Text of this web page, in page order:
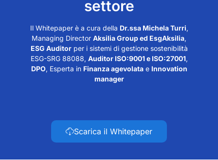
settore
Il Whitepaper è a cura della Dr.ssa Michela Turri,
Managing Director Aksilia Group ed EsgAksilia,
ESG Auditorper i sistemi di gestione sostenibilità
ESG-SRG 88088, Auditor ISO:9001 e ISO:27001,
DPO, Esperta in Finanza agevolatae Innovation
manager
Scarica il Whitepaper